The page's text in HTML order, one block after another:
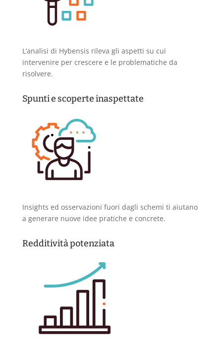
L’analisi di Hybensis rileva gli aspetti su cui
intervenire per crescere e le problematiche da
risolvere.
Spunti e scoperte inaspettate
Insights ed osservazioni fuori dagli schemi ti aiutano
a generare nuove idee pratiche e concrete.
Redditività potenziata